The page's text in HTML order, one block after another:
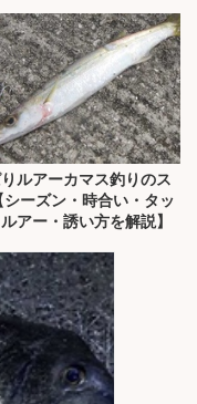
ルアーカマス釣りのス
シーズン・時合い・タッ
アー・誘い方を解説】